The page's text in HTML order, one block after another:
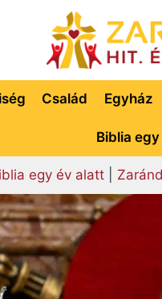
Család Egyház
Biblia
egy év alatt|